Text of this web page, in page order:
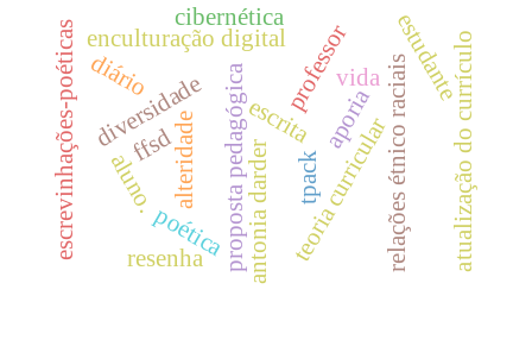
proposta pedagógica
enculturação digital
escrita
escrevinhações-poéticas diversidade
tpack
alteridade
poética teoria curricularrelações étnico raciais
ffsd
vida
professor
aluno. antonia darder
resenha
estudante
diário
aporia atualização do currículo
cibernética